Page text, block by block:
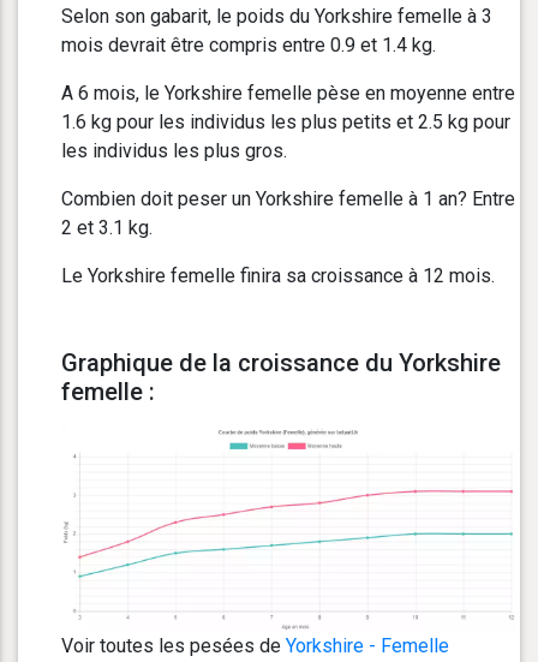
Selon son gabarit, le poids du Yorkshire femelle à 3
mois devrait être compris entre 0.9 et 1.4 kg.
A 6 mois, le Yorkshire femelle pèse en moyenne entre
1.6 kg pour les individus les plus petits et 2.5 kg pour
les individus les plus gros.
Combien doit peser un Yorkshire femelle à 1 an? Entre
2 et 3.1 kg.
Le Yorkshire femelle finira sa croissance à 12 mois.
Graphique de la croissance du Yorkshire
femelle :
Voir toutes les pesées de Yorkshire - Femelle